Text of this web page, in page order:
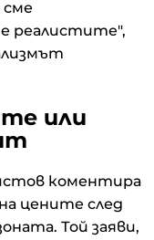
сме
реалистите",
или
коментира
цените след
Той заяви,